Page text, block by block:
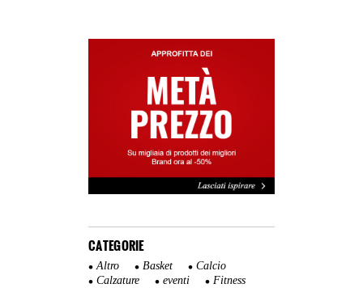
CATEGORIE
Altro Basket
Calcio
Calzature
eventi
Fitness